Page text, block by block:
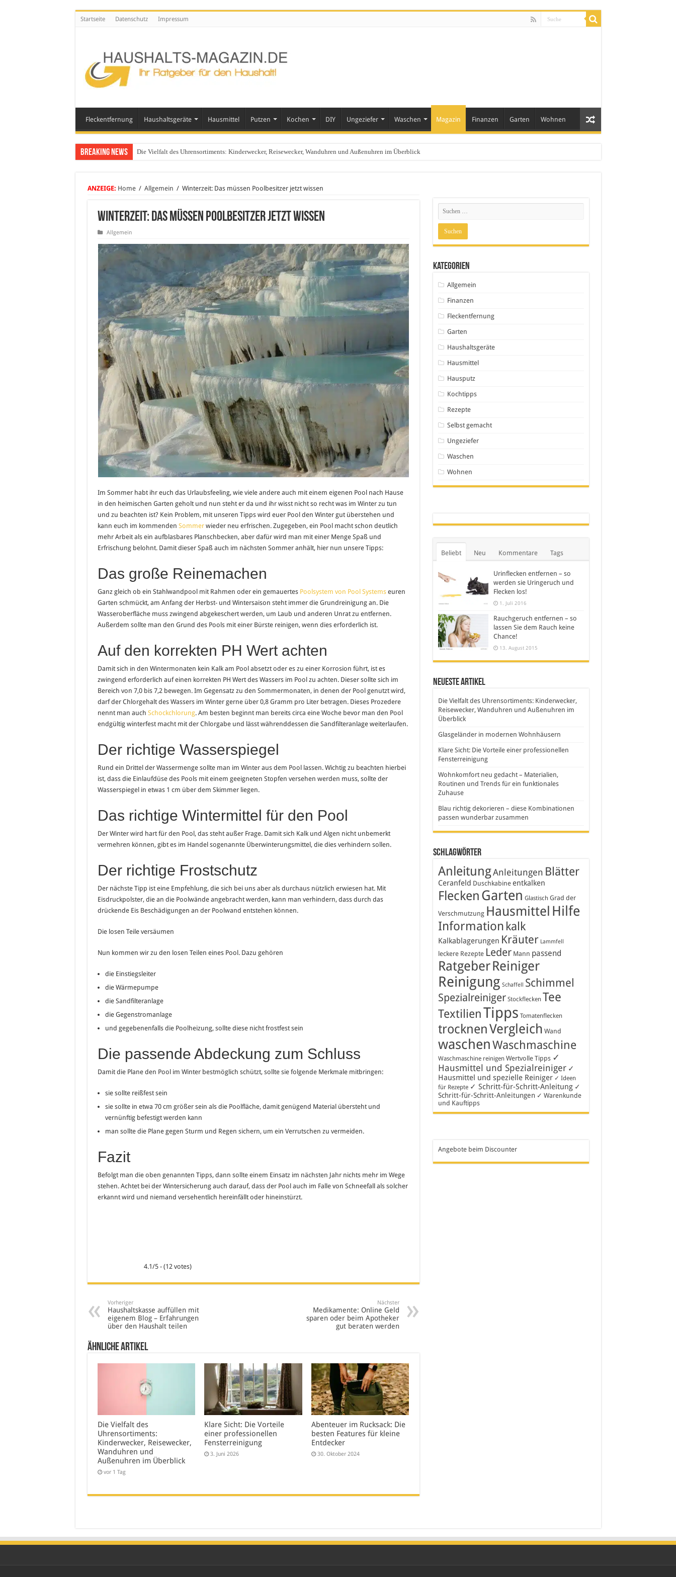
Startseite Datenschutz Impressum
Fleckentfernung Haushaltsgeräte Hausmittel Putzen Kochen DIY Ungeziefer Waschen Magazin Finanzen Garten Wohnen
Breaking News Die Vielfalt des Uhrensortiments: Kinderwecker, Reisewecker, Wanduhren und Außenuhren im Überblick
ANZEIGE: Home / Allgemein / Winterzeit: Das müssen Poolbesitzer jetzt wissen
Winterzeit: Das müssen Poolbesitzer jetzt wissen
Allgemein
Im Sommer habt ihr euch das Urlaubsfeeling, wie viele andere auch mit einem eigenen Pool nach Hause
in den heimischen Garten geholt und nun steht er da und ihr wisst nicht so recht was im Winter zu tun
und zu beachten ist? Kein Problem, mit unseren Tipps wird euer Pool den Winter gut überstehen und
kann euch im kommenden Sommerwieder neu erfrischen. Zugegeben, ein Pool macht schon deutlich
mehr Arbeit als ein aufblasbares Planschbecken, aber dafür wird man mit einer Menge Spaß und
Erfrischung belohnt. Damit dieser Spaß auch im nächsten Sommer anhält, hier nun unsere Tipps:
Das große Reinemachen
Ganz gleich ob ein Stahlwandpool mit Rahmen oder ein gemauertes Poolsystem von Pool Systemseuren
Garten schmückt, am Anfang der Herbst- und Wintersaison steht immer die Grundreinigung an. Die
Wasseroberfläche muss zwingend abgekeschert werden, um Laub und anderen Unrat zu entfernen.
Außerdem sollte man den Grund des Pools mit einer Bürste reinigen, wenn dies erforderlich ist.
Auf den korrekten PH Wert achten
Damit sich in den Wintermonaten kein Kalk am Pool absetzt oder es zu einer Korrosion führt, ist es
zwingend erforderlich auf einen korrekten PH Wert des Wassers im Pool zu achten. Dieser sollte sich im
Bereich von 7,0 bis 7,2 bewegen. Im Gegensatz zu den Sommermonaten, in denen der Pool genutzt wird,
darf der Chlorgehalt des Wassers im Winter gerne über 0,8 Gramm pro Liter betragen. Dieses Prozedere
nennt man auch Schockchlorung. Am besten beginnt man bereits circa eine Woche bevor man den Pool
endgültig winterfest macht mit der Chlorgabe und lässt währenddessen die Sandfilteranlage weiterlaufen.
Der richtige Wasserspiegel
Rund ein Drittel der Wassermenge sollte man im Winter aus dem Pool lassen. Wichtig zu beachten hierbei
ist, dass die Einlaufdüse des Pools mit einem geeigneten Stopfen versehen werden muss, sollte der
Wasserspiegel in etwas 1 cm über dem Skimmer liegen.
Das richtige Wintermittel für den Pool
Der Winter wird hart für den Pool, das steht außer Frage. Damit sich Kalk und Algen nicht unbemerkt
vermehren können, gibt es im Handel sogenannte Überwinterungsmittel, die dies verhindern sollen.
Der richtige Frostschutz
Der nächste Tipp ist eine Empfehlung, die sich bei uns aber als durchaus nützlich erwiesen hat. Mit
Eisdruckpolster, die an die Poolwände angebracht werden, kann man verhindern, dass durch das
drückende Eis Beschädigungen an der Poolwand entstehen können.
Die losen Teile versäumen
Nun kommen wir zu den losen Teilen eines Pool. Dazu gehören
die Einstiegsleiter
die Wärmepumpe
die Sandfilteranlage
die Gegenstromanlage
und gegebenenfalls die Poolheizung, sollte diese nicht frostfest sein
Die passende Abdeckung zum Schluss
Damit die Plane den Pool im Winter bestmöglich schützt, sollte sie folgende Merkmale mitbringen:
sie sollte reißfest sein
sie sollte in etwa 70 cm größer sein als die Poolfläche, damit genügend Material übersteht und
vernünftig befestigt werden kann
man sollte die Plane gegen Sturm und Regen sichern, um ein Verrutschen zu vermeiden.
Fazit
Befolgt man die oben genannten Tipps, dann sollte einem Einsatz im nächsten Jahr nichts mehr im Wege
stehen. Achtet bei der Wintersicherung auch darauf, dass der Pool auch im Falle von Schneefall als solcher
erkannt wird und niemand versehentlich hereinfällt oder hineinstürzt.
4.1/5 - (12 votes)
Vorheriger
Haushaltskasse auffüllen mit
eigenem Blog – Erfahrungen
über den Haushalt teilen
Nächster
Medikamente: Online Geld
sparen oder beim Apotheker
gut beraten werden
Ähnliche Artikel
Die Vielfalt des
Uhrensortiments:
Kinderwecker, Reisewecker,
Wanduhren und
Außenuhren im Überblick
vor 1 Tag
Klare Sicht: Die Vorteile
einer professionellen
Fensterreinigung
3. Juni 2026
Abenteuer im Rucksack: Die
besten Features für kleine
Entdecker
30. Oktober 2024
Kategorien
Allgemein
Finanzen
Fleckentfernung
Garten
Haushaltsgeräte
Hausmittel
Hausputz
Kochtipps
Rezepte
Selbst gemacht
Ungeziefer
Waschen
Wohnen
Beliebt Neu Kommentare Tags
Urinflecken entfernen – so
werden sie Uringeruch und
Flecken los!
1. Juli 2016
Rauchgeruch entfernen – so
lassen Sie dem Rauch keine
Chance!
13. August 2015
Neueste Artikel
Die Vielfalt des Uhrensortiments: Kinderwecker,
Reisewecker, Wanduhren und Außenuhren im
Überblick
Glasgeländer in modernen Wohnhäusern
Klare Sicht: Die Vorteile einer professionellen
Fensterreinigung
Wohnkomfort neu gedacht – Materialien,
Routinen und Trends für ein funktionales
Zuhause
Blau richtig dekorieren – diese Kombinationen
passen wunderbar zusammen
Schlagwörter
AnleitungAnleitungen Blätter
Ceranfeld Duschkabine entkalken
Flecken Garten Glastisch Grad der
Verschmutzung Hausmittel Hilfe
Information kalk
Kalkablagerungen Kräuter Lammfell
leckere Rezepte Leder Mann passend
RatgeberReiniger
Reinigung Schaffell Schimmel
Spezialreiniger Stockflecken Tee
TextilienTipps Tomatenflecken
trocknenVergleich Wand
waschenWaschmaschine
Waschmaschine reinigen Wertvolle Tipps ✓
Hausmittel und Spezialreiniger ✓
Hausmittel und spezielle Reiniger ✓ Ideen
für Rezepte ✓ Schritt-für-Schritt-Anleitung ✓
Schritt-für-Schritt-Anleitungen ✓ Warenkunde
und Kauftipps
Angebote beim Discounter